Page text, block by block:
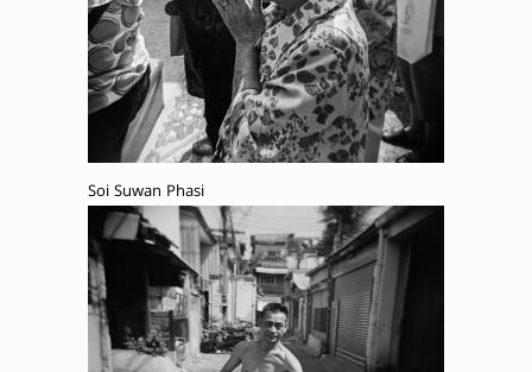
Soi Suwan Phasi